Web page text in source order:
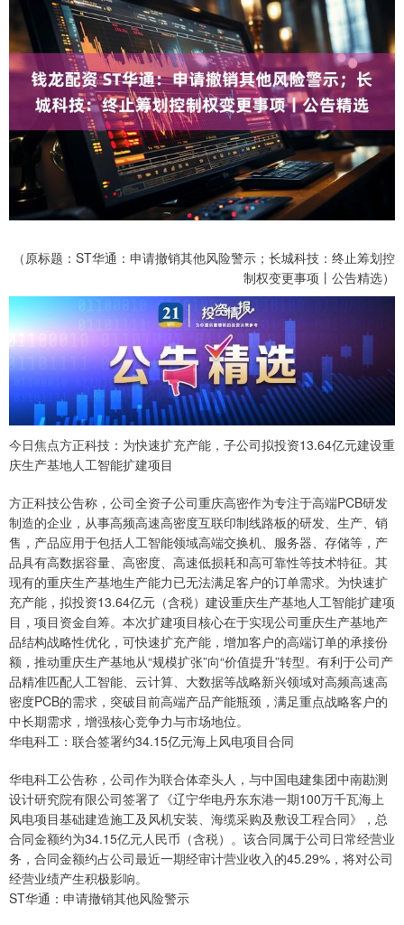
（原标题：ST华通：申请撤销其他风险警示；长城科技：终止筹划控
制权变更事项丨公告精选）
今日焦点方正科技：为快速扩充产能，子公司拟投资13.64亿元建设重
庆生产基地人工智能扩建项目
方正科技公告称，公司全资子公司重庆高密作为专注于高端PCB研发
制造的企业，从事高频高速高密度互联印制线路板的研发、生产、销
售，产品应用于包括人工智能领域高端交换机、服务器、存储等，产
品具有高数据容量、高密度、高速低损耗和高可靠性等技术特征。其
现有的重庆生产基地生产能力已无法满足客户的订单需求。为快速扩
充产能，拟投资13.64亿元（含税）建设重庆生产基地人工智能扩建项
目，项目资金自筹。本次扩建项目核心在于实现公司重庆生产基地产
品结构战略性优化，可快速扩充产能，增加客户的高端订单的承接份
额，推动重庆生产基地从“规模扩张”向“价值提升”转型。有利于公司产
品精准匹配人工智能、云计算、大数据等战略新兴领域对高频高速高
密度PCB的需求，突破目前高端产品产能瓶颈，满足重点战略客户的
中长期需求，增强核心竞争力与市场地位。
华电科工：联合签署约34.15亿元海上风电项目合同
华电科工公告称，公司作为联合体牵头人，与中国电建集团中南勘测
设计研究院有限公司签署了《辽宁华电丹东东港一期100万千瓦海上
风电项目基础建造施工及风机安装、海缆采购及敷设工程合同》，总
合同金额约为34.15亿元人民币（含税）。该合同属于公司日常经营业
务，合同金额约占公司最近一期经审计营业收入的45.29%，将对公司
经营业绩产生积极影响。
ST华通：申请撤销其他风险警示